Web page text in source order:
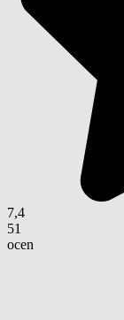
7,4
51
ocen